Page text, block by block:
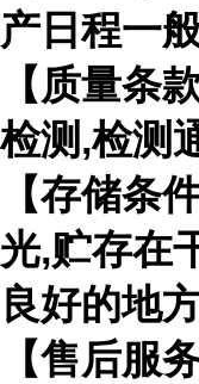
产日程一
【质量条
检测,检测
【存储条
光,贮存在
良好的地方
【售后服